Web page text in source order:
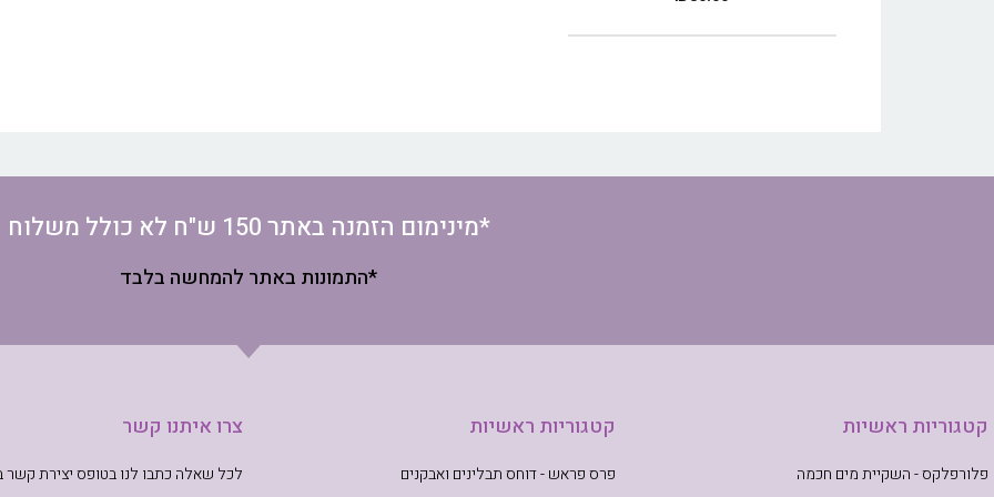
*מינימום הזמנה באתר 150 ש"ח לא כולל משלוח
*התמונות באתר להמחשה בלבד
קטגוריות ראשיות
פלורפלקס - השקיית מים חכמה
קטגוריות ראשיות
פרס פראש - דוחס תבלינים ואבקנים
צרו איתנו קשר
לכל שאלה כתבו לנו בטופס יצירת קשר